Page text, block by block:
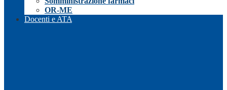
OR-ME
Docenti e ATA